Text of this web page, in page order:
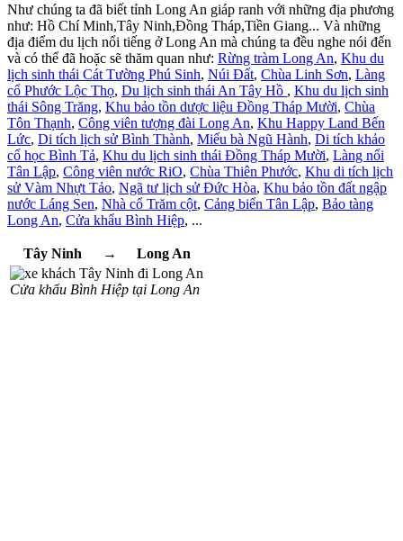
Như chúng ta đã biết tỉnh Long An giáp ranh với những địa phương
như: Hồ Chí Minh,Tây Ninh,Đồng Tháp,Tiền Giang... Và những
địa điểm du lịch nổi tiếng ở Long An mà chúng ta đều nghe nói đến
và có thể đã hoặc sẽ thăm quan như: Rừng tràm Long An, Khu du
lịch sinh thái Cát Tường Phú Sinh, Núi Đất, Chùa Linh Sơn, Làng
cổ Phước Lộc Thọ, Du lịch sinh thái An Tây Hồ , Khu du lịch sinh
thái Sông Trăng, Khu bảo tồn dược liệu Đồng Tháp Mười, Chùa
Tôn Thạnh, Công viên tượng đài Long An, Khu Happy Land Bến
Lức, Di tích lịch sử Bình Thành, Miếu bà Ngũ Hành, Di tích khảo
cổ học Bình Tả, Khu du lịch sinh thái Đồng Tháp Mười, Làng nổi
Tân Lập, Công viên nước RiO, Chùa Thiên Phước, Khu di tích lịch
sử Vàm Nhựt Tảo, Ngã tư lịch sử Đức Hòa, Khu bảo tồn đất ngập
nước Láng Sen, Nhà cổ Trăm cột, Cảng biển Tân Lập, Bảo tàng
Long An, Cửa khẩu Bình Hiệp, ...
Tây Ninh → Long An
Cửa khẩu Bình Hiệp tại Long An